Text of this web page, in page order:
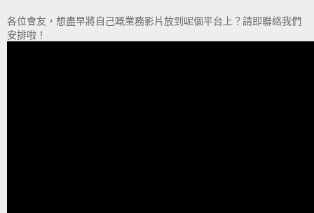
各位會友，想盡早將自己嘅業務影片放到呢個平台上？請即聯絡我們
安排啦！